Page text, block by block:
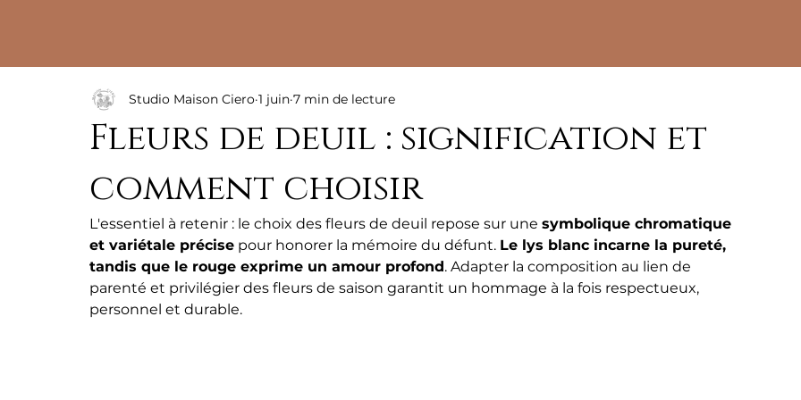
Fleurs de deuil : signification et
comment choisir
Studio Maison Ciero 1 juin 7 min de lecture
L'essentiel à retenir : le choix des fleurs de deuil repose sur une symbolique chromatique
et variétale précise pour honorer la mémoire du défunt. Le lys blanc incarne la pureté,
tandis que le rouge exprime un amour profond. Adapter la composition au lien de
parenté et privilégier des fleurs de saison garantit un hommage à la fois respectueux,
personnel et durable.